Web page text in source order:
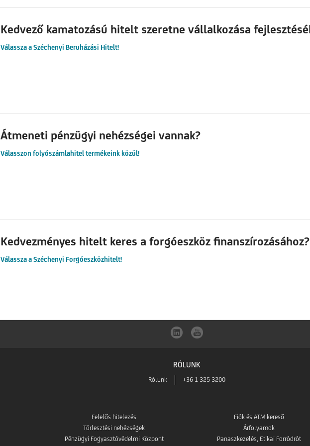
Kedvező kamatozású hitelt szeretne vállalkozása
Válassza a Széchenyi Beruházási Hitelt!
Átmeneti pénzügyi nehézségei vannak?
Válasszon folyószámlahitel termékeink közül!
Kedvezményes hitelt keres a forgóeszköz finanszírozásához?
Válassza a Széchenyi Forgóeszközhitelt!
RÓLUNK
Rólunk +36 1 325 3200
Felelős hitelezés
Törlesztési nehézségek
Pénzügyi Fogyasztóvédelmi Központ
Fiók és ATM kereső
Árfolyamok
Panaszkezelés, Etikai Forródrót